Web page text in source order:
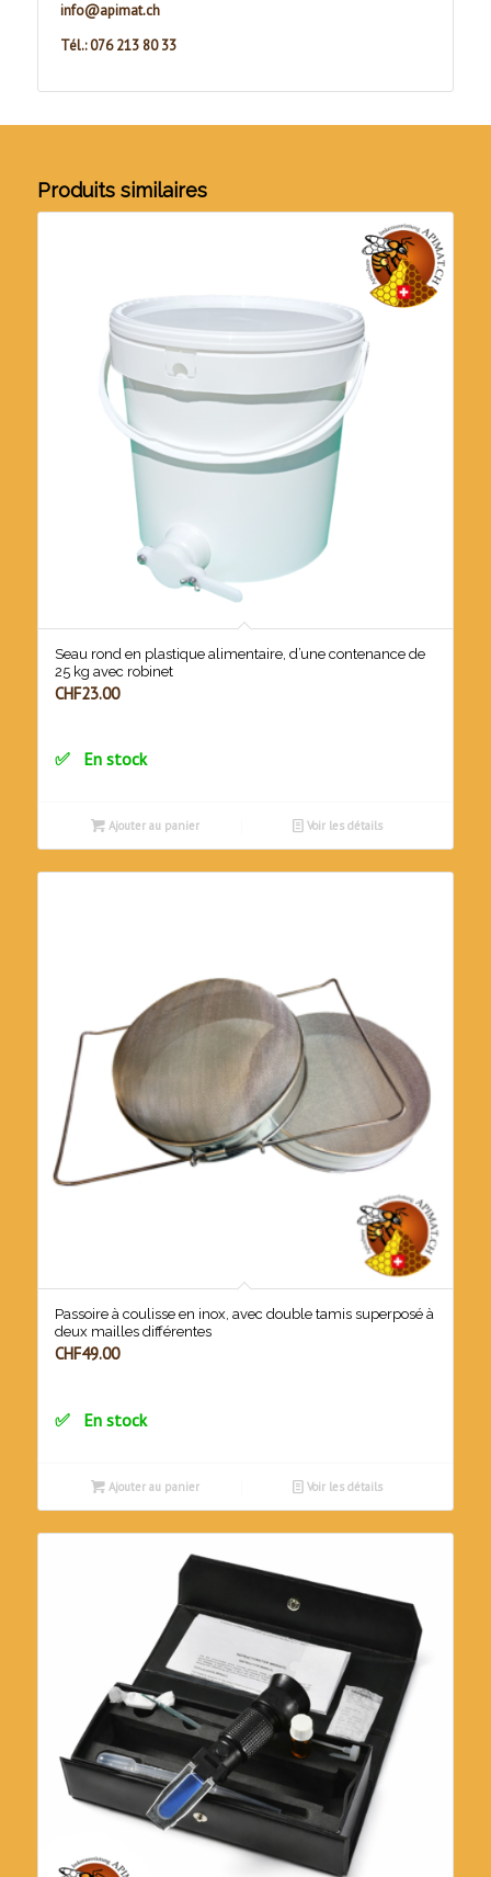
info@apimat.ch
Tél.: 076 213 80 33
Produits similaires
Seau rond en plastique alimentaire, d’une contenance de
25 kg avec robinet
CHF23.00
En stock
Ajouter au panier Voir les détails
Passoire à coulisse en inox, avec double tamis superposé à
deux mailles différentes
CHF49.00
En stock
Ajouter au panier Voir les détails